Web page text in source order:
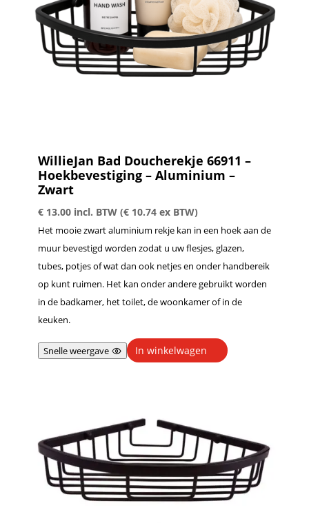
WillieJan Bad Doucherekje 66911 –
Hoekbevestiging – Aluminium –
Zwart
€13.00 incl. BTW (€10.74ex BTW)
Het mooie zwart aluminium rekje kan in een hoek aan de
muur bevestigd worden zodat u uw flesjes, glazen,
tubes, potjes of wat dan ook netjes en onder handbereik
op kunt ruimen. Het kan onder andere gebruikt worden
in de badkamer, het toilet, de woonkamer of in de
keuken.
Snelle weergave In winkelwagen